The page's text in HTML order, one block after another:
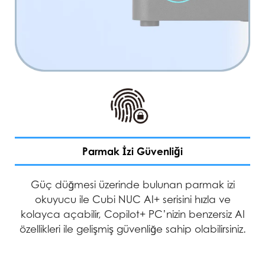
Parmak İzi Güvenliği
Güç düğmesi üzerinde bulunan parmak izi
okuyucu ile Cubi NUC AI+ serisini hızla ve
kolayca açabilir, Copilot+ PC’nizin benzersiz AI
özellikleri ile gelişmiş güvenliğe sahip olabilirsiniz.